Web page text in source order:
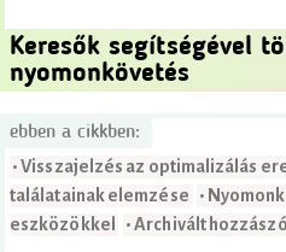
Keresők segítségével
nyomonkövetés
ebben a cikkben:
• Visszajelzés az optimalizálás
találatainak elemzése •
eszközökkel • Archivált